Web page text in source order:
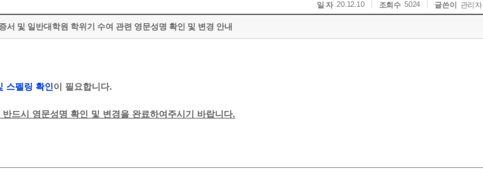
일 자 20.12.10 조회수 5024 글쓴이 관리자
및 일반대학원 학위기 수여 관련 영문성명 확인 및 변경 안내
스펠링 확인이 필요합니다.
드시 영문성명 확인 및 변경을 완료하여주시기 바랍니다.